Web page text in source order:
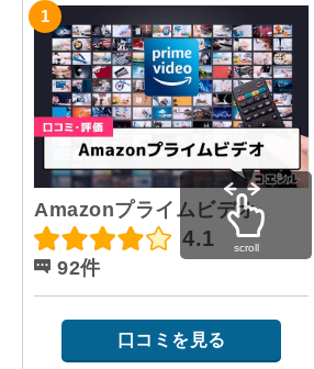
Amazonプライムビデオ
4.1
92件
口コミを見る
scroll